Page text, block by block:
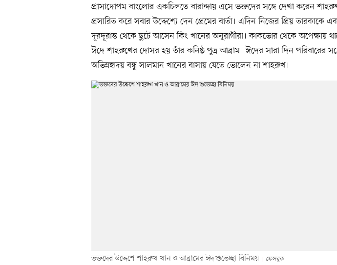
প্রাসাদোপম বাংলোর একচিলতে বারান্দায় এসে ভক্তদের সঙ্গে দেখা করেন
প্রসারিত করে সবার উদ্দেশ্যে দেন প্রেমের বার্তা। এদিন নিজের প্রিয়
দূরদূরান্ত থেকে ছুটে আসেন কিং খানের অনুরাগীরা। কাকভোর থেকে অপেক্ষায়
ঈদে শাহরুখের দোসর হয় তাঁর কনিষ্ঠ পুত্র আব্রাম। ঈদের সারা দিন পরিবারের
অভিন্নহৃদয় বন্ধু সালমান খানের বাসায় যেতে ভোলেন না শাহরুখ।
ভক্তদের উদ্দেশে শাহরুখ খান ও আব্রামের ঈদ শুভেচ্ছা বিনিময় ফেসবুক